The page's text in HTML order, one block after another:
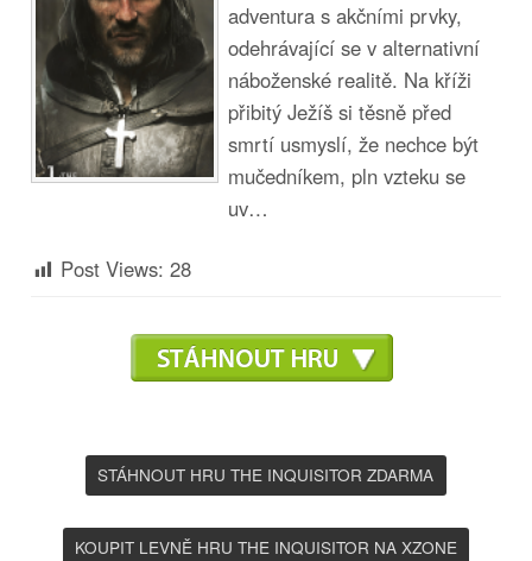
adventura s akčními prvky,
odehrávající se v alternativní
náboženské realitě. Na kříži
přibitý Ježíš si těsně před
smrtí usmyslí, že nechce být
mučedníkem, pln vzteku se
uv…
Post Views: 28
STÁHNOUT HRU THE INQUISITOR ZDARMA
KOUPIT LEVNĚ HRU THE INQUISITOR NA XZONE